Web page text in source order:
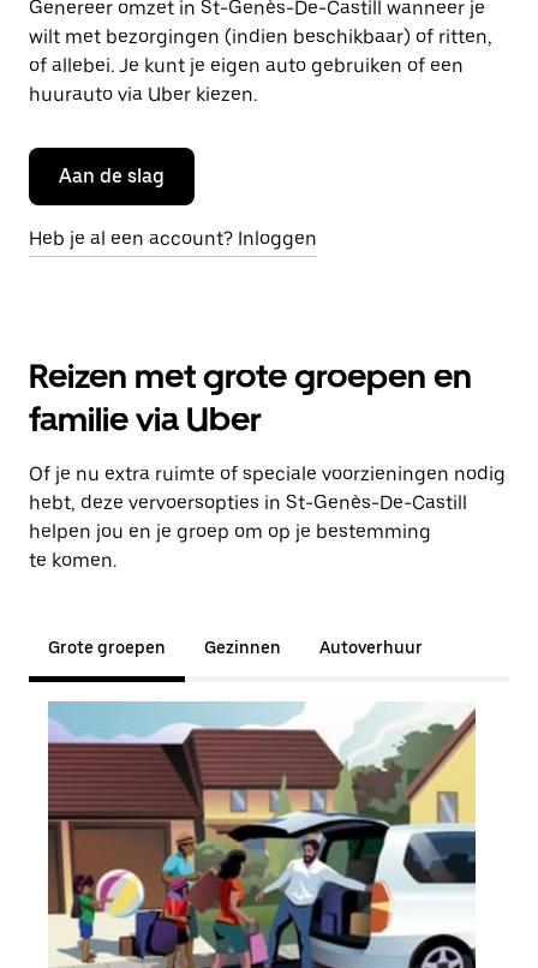
Genereer omzet in St-Genès-De-Castill wanneer je
wilt met bezorgingen (indien beschikbaar) of ritten,
of allebei. Je kunt je eigen auto gebruiken of een
huurauto via Uber kiezen.
Aan de slag
Heb je al een account? Inloggen
Reizen met grote groepen en
familie via Uber
Of je nu extra ruimte of speciale voorzieningen nodig
hebt, deze vervoersopties in St-Genès-De-Castill
helpen jou en je groep om op je bestemming
te komen.
Grote groepen Gezinnen Autoverhuur